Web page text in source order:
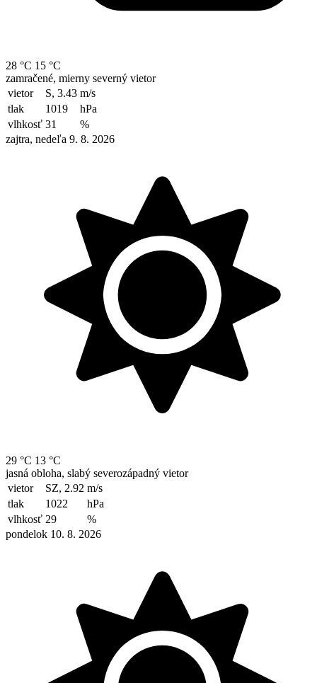
28 °C 15 °C
zamračené, mierny severný vietor
vietor
S, 3.43 m/s
tlak
1019
hPa
vlhkosť 31
%
zajtra, nedeľa 9. 8. 2026
29 °C 13 °C
jasná obloha, slabý severozápadný vietor
vietor
SZ, 2.92 m/s
tlak
1022
hPa
vlhkosť 29
%
pondelok 10. 8. 2026